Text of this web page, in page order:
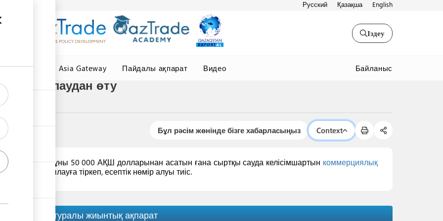
Русский Қазақша English
Іздеу
Central Asia Gateway Пайдалы ақпарат Видео Байланыс
бақылаудан өту
Бұл рәсім жөнінде бізге хабарласыңыз Context
төлеу үшін құны 50 000 АҚШ долларынан асатын ғана сыртқы сауда келісімшартын коммерциялық
бақылауға тіркеп, есептік нөмір алуы тиіс.
Рәсім туралы жиынтық ақпарат